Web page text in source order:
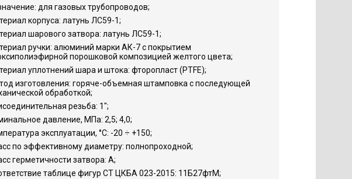
для газовых трубопроводов;
корпуса: латунь ЛС59-1;
шарового затвора: латунь ЛС59-1;
ручки: алюминий марки АК-7 с покрытием
порошковой композицией желтого цвета;
уплотнений шара и штока: фторопласт (PTFE);
изготовления: горяче-объемная штамповка с последующей
обработкой;
резьба: 1";
давление, МПа: 2,5; 4,0;
эксплуатации, °С: -20 ÷ +150;
по эффективному диаметру: полнопроходной;
герметичности затвора: А;
таблице фигур СТ ЦКБА 023-2015: 11Б27фтМ;